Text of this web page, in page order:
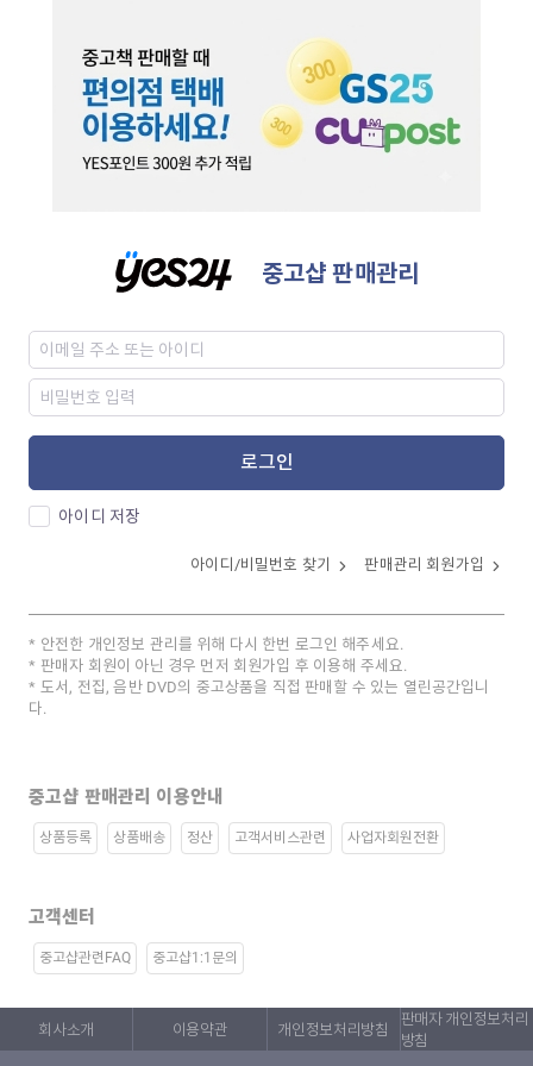
중고샵 판매관리
로그인
아이디 저장
아이디/비밀번호 찾기 판매관리 회원가입
안전한 개인정보 관리를 위해 다시 한번 로그인 해주세요.
판매자 회원이 아닌 경우 먼저 회원가입 후 이용해 주세요.
도서, 전집, 음반 DVD의 중고상품을 직접 판매할 수 있는 열린공간입니
다.
중고샵 판매관리 이용안내
상품등록 상품배송 정산 고객서비스관련 사업자회원전환
고객센터
중고샵관련FAQ 중고샵1:1문의
회사소개 이용약관 개인정보처리방침
판매자 개인정보처리
방침